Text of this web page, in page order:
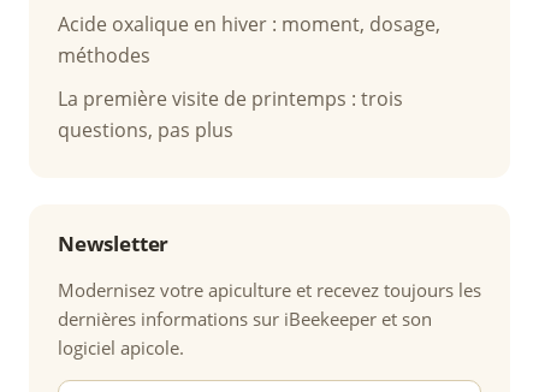
Acide oxalique en hiver : moment, dosage,
méthodes
La première visite de printemps : trois
questions, pas plus
Newsletter
Modernisez votre apiculture et recevez toujours les
dernières informations sur iBeekeeper et son
logiciel apicole.